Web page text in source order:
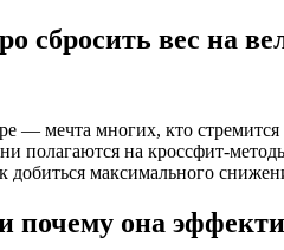
сбросить вес на
— мечта многих, кто
полагаются на кроссфит-
максимального
почему она